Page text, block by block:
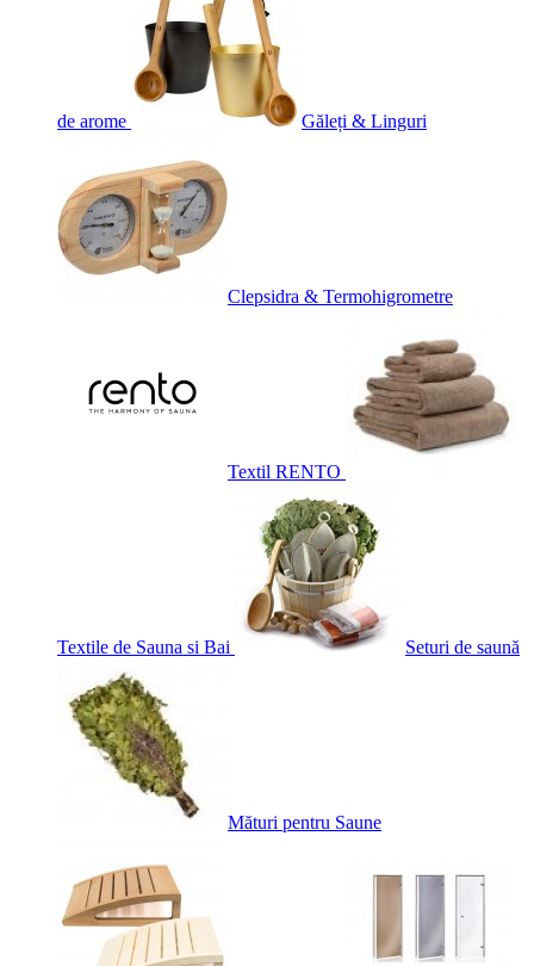
de arome Găleți & Linguri
Clepsidra & Termohigrometre
Textil RENTO
Textile de Sauna si Bai Seturi de saună
Mături pentru Saune